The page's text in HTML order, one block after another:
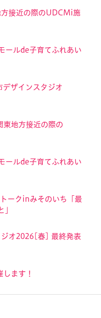
方接近の際のUDCMi施
ールde子育てふれあい
デザインスタジオ
東地方接近の際の
ールde子育てふれあい
ークinみそのいち「最
」
ジオ2026[春] 最終発表
ます！